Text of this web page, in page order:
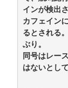
インが検出
カフェイン
るとされる
ぶり。
同号はレー
はないとし